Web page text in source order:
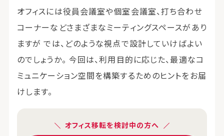
オフィスには役員会議室や個室会議室、打ち合わせ
コーナーなどさまざまなミーティングスペースがあり
ますが では、どのような視点で設計していけばよい
のでしょうか。 今回は、利用目的に応じた、最適なコ
ミュニケーション空間を構築するためのヒントをお届
けします。
オフィス移転を検討中の方へ